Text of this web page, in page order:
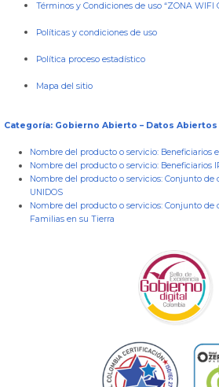
Términos y Condiciones de uso “ZONA WIFI
Políticas y condiciones de uso
Política proceso estadístico
Mapa del sitio
Categoría: Gobierno Abierto – Datos Abiertos
Nombre del producto o servicio: Beneficiarios
Nombre del producto o servicio: Beneficiarios
Nombre del producto o servicios: Conjunto de
UNIDOS
Nombre del producto o servicios: Conjunto de
Familias en su Tierra